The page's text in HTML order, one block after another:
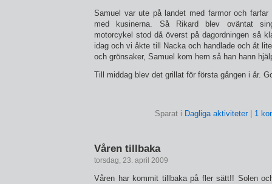
Samuel var ute på landet med farmor och
med kusinerna. Så Rikard blev oväntat
motorcykel stod då överst på dagordningen så
idag och vi åkte till Nacka och handlade och åt
och grönsaker, Samuel kom hem så han hann
Till middag blev det grillat för första gången i år.
Sparat i Dagliga aktiviteter| 1
Våren tillbaka
torsdag, 23. april 2009
Våren har kommit tillbaka på fler sätt!! Solen